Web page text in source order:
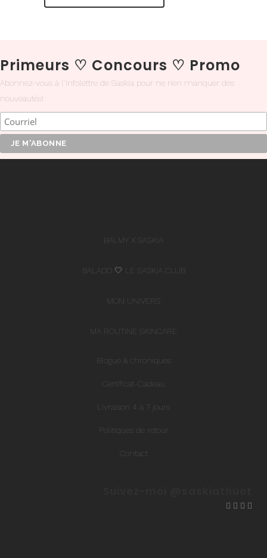
Primeurs ♡ Concours ♡ Promo
Abonnez-vous à l'infolettre de Saskia pour ne rien manquer des
nouveautés!
BALMY X SASKIA
BALADO 🤍 LE SASKIA CLUB
MON UNIVERS
MA ROUTINE SKINCARE
Blogue & chroniques
Certificat-Cadeau
Livraison 4 à 7 jours
Politiques de retour
Contact